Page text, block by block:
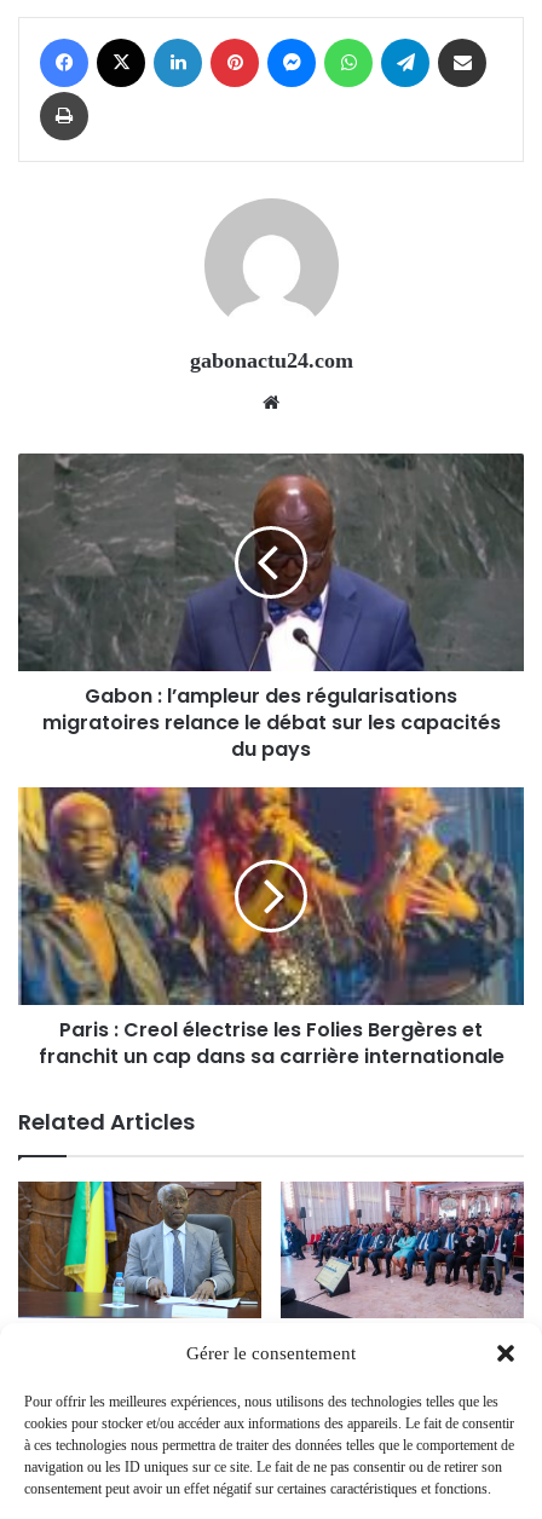
Gérer le consentement
Pour offrir les meilleures expériences, nous utilisons des technologies telles que les
cookies pour stocker et/ou accéder aux informations des appareils. Le fait de consentir
à ces technologies nous permettra de traiter des données telles que le comportement de
navigation ou les ID uniques sur ce site. Le fait de ne pas consentir ou de retirer son
consentement peut avoir un effet négatif sur certaines caractéristiques et fonctions.
Facebook LinkedIn Pinterest Messenger WhatsApp Telegram
Print
gabonactu24.com
Gabon : l’ampleur des régularisations
migratoires relance le débat sur les capacités
du pays
Paris : Creol électrise les Folies Bergères et
franchit un cap dans sa carrière internationale
Related Articles
Eranove Amplifie son Action au
Gabon : Impulsion Majeure
et Énergétique
26 January 2024
Économique Gabon-France à
30 May 2024